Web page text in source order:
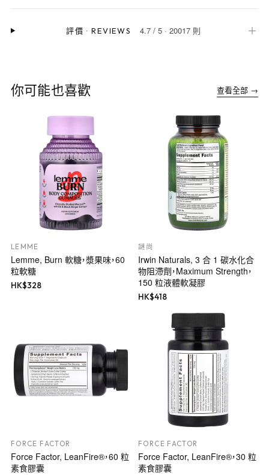
評價 ·REVIEWS 4.7/ 5· 20017 則 ＋
你可能也喜歡 查看全部 →
LEMME
Lemme, Burn 軟糖，漿果味，60
粒軟糖
HK$328
謎尚
Irwin Naturals, 3 合 1 碳水化合
物阻滯劑，Maximum Strength，
150 粒液體軟凝膠
HK$418
FORCE FACTOR
Force Factor, LeanFire®，60 粒
素食膠囊
FORCE FACTOR
Force Factor, LeanFire®，30 粒
素食膠囊